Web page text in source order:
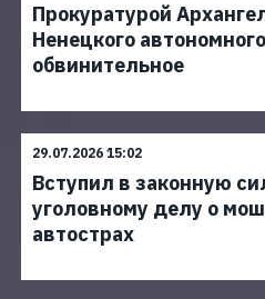
Прокуратурой
Ненецкого
обвинительное
29.07.2026 15:02
Вступил в законную
уголовному делу о
автострах